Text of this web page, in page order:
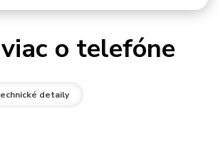
o telefóne
detaily